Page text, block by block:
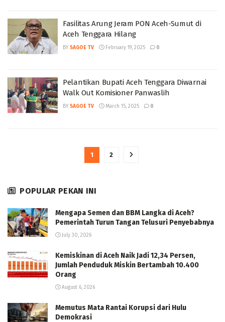
Fasilitas Arung Jeram PON Aceh-Sumut di
Aceh Tenggara Hilang
BY SAGOE TV February 19, 2025 0
Pelantikan Bupati Aceh Tenggara Diwarnai
Walk Out Komisioner Panwaslih
BY SAGOE TV March 15, 2025 0
1 2
POPULAR PEKAN INI
Mengapa Semen dan BBM Langka di Aceh?
Pemerintah Turun Tangan Telusuri Penyebabnya
July 30, 2026
Kemiskinan di Aceh Naik Jadi 12,34 Persen,
Jumlah Penduduk Miskin Bertambah 10.400
Orang
August 6, 2026
Memutus Mata Rantai Korupsi dari Hulu
Demokrasi